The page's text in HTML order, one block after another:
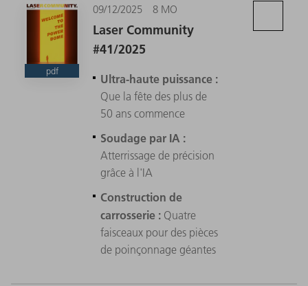
pdf
09/12/2025 8 MO
Laser Community
#41/2025
Ultra-haute puissance :
Que la fête des plus de
50 ans commence
Soudage par IA :
Atterrissage de précision
grâce à l'IA
Construction de
carrosserie : Quatre
faisceaux pour des pièces
de poinçonnage géantes